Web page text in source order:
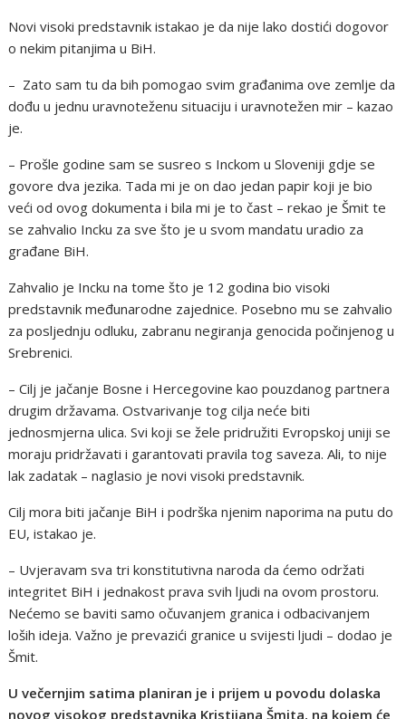
Novi visoki predstavnik istakao je da nije lako dostići dogovor
o nekim pitanjima u BiH.
– Zato sam tu da bih pomogao svim građanima ove zemlje da
dođu u jednu uravnoteženu situaciju i uravnotežen mir – kazao
je.
– Prošle godine sam se susreo s Inckom u Sloveniji gdje se
govore dva jezika. Tada mi je on dao jedan papir koji je bio
veći od ovog dokumenta i bila mi je to čast – rekao je Šmit te
se zahvalio Incku za sve što je u svom mandatu uradio za
građane BiH.
Zahvalio je Incku na tome što je 12 godina bio visoki
predstavnik međunarodne zajednice. Posebno mu se zahvalio
za posljednju odluku, zabranu negiranja genocida počinjenog u
Srebrenici.
– Cilj je jačanje Bosne i Hercegovine kao pouzdanog partnera
drugim državama. Ostvarivanje tog cilja neće biti
jednosmjerna ulica. Svi koji se žele pridružiti Evropskoj uniji se
moraju pridržavati i garantovati pravila tog saveza. Ali, to nije
lak zadatak – naglasio je novi visoki predstavnik.
Cilj mora biti jačanje BiH i podrška njenim naporima na putu do
EU, istakao je.
– Uvjeravam sva tri konstitutivna naroda da ćemo održati
integritet BiH i jednakost prava svih ljudi na ovom prostoru.
Nećemo se baviti samo očuvanjem granica i odbacivanjem
loših ideja. Važno je prevazići granice u svijesti ljudi – dodao je
Šmit.
U večernjim satima planiran je i prijem u povodu dolaska
novog visokog predstavnika Kristijana Šmita, na kojem će